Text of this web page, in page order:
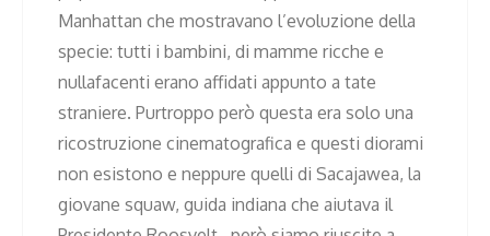
Manhattan che mostravano l’evoluzione della
specie: tutti i bambini, di mamme ricche e
nullafacenti erano affidati appunto a tate
straniere. Purtroppo però questa era solo una
ricostruzione cinematografica e questi diorami
non esistono e neppure quelli di Sacajawea, la
giovane squaw, guida indiana che aiutava il